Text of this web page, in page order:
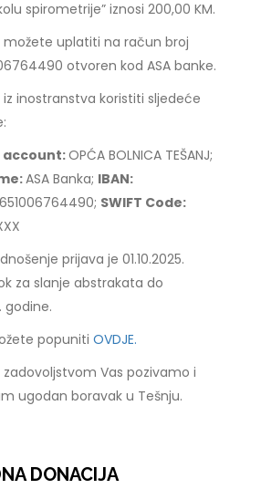
spirometrije” iznosi 200,00 KM.
možete uplatiti na račun broj
otvoren kod ASA banke.
inostranstva koristiti sljedeće
account:OPĆA BOLNICA TEŠANJ;
ASA Banka; IBAN:
SWIFT Code:
prijava je 01.10.2025.
za slanje abstrakata do
godine.
popunitiOVDJE.
zadovoljstvom Vas pozivamo i
ugodan boravak u Tešnju.
DONACIJA